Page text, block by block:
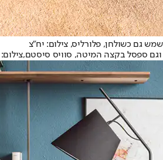
גם כשולחן, פלורליס, צילום: יח"צ
וגם ספסל בקצה המיטה, סוויס